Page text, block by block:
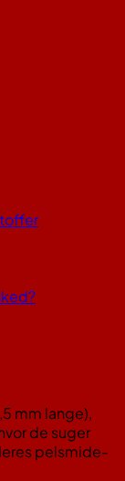
mm lange),
de suger
pelsmide-